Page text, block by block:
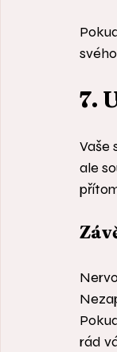
7.
Vaše
ale
rád